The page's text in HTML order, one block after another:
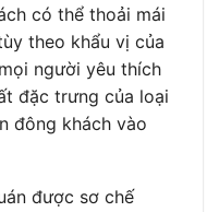
có thể thoải mái
theo khẩu vị của
người yêu thích
đặc trưng của loại
đông khách vào
được sơ chế